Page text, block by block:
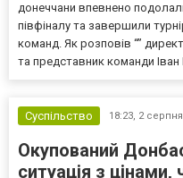
донеччани впевнено
півфіналу та завершили
команд. Як розповів “”
та представник команди
Суспільство 18:23, 2 серпня
Окупований
ситуація з